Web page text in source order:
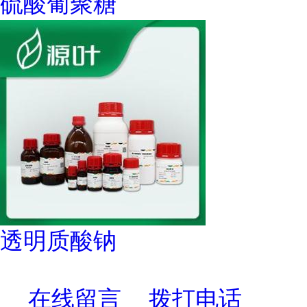
透明质酸钠
在线留言 拨打电话